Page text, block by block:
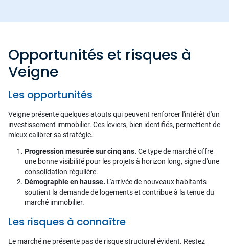
Opportunités et risques à
Veigne
Les opportunités
Veigne présente quelques atouts qui peuvent renforcer l'intérêt d'un
investissement immobilier. Ces leviers, bien identifiés, permettent de
mieux calibrer sa stratégie.
Progression mesurée sur cinq ans. Ce type de marché offre
une bonne visibilité pour les projets à horizon long, signe d'une
consolidation régulière.
Démographie en hausse. L'arrivée de nouveaux habitants
soutient la demande de logements et contribue à la tenue du
marché immobilier.
Les risques à connaître
Le marché ne présente pas de risque structurel évident. Restez